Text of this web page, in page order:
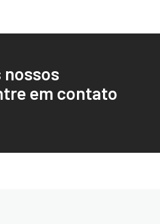
nossos
em contato